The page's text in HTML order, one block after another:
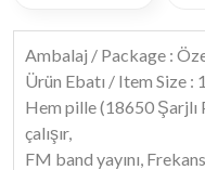
Ambalaj / Package :
Ürün Ebatı / Item Size :
Hem pille (18650 Şarjlı
çalışır,
FM band yayını,